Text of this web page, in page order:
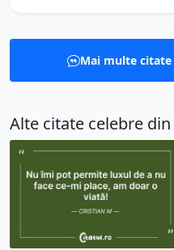
Mai multe
Alte citate celebre din